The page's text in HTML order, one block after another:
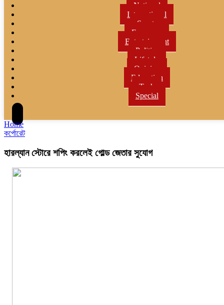
National
International
Sports
Economy
Entertainment
Politics
Lifetyle
Opinion
Education
Tech
Special
Home
কর্পোরেট
হারল্যান স্টোরে শপিং করলেই গোল্ড জেতার সুযোগ